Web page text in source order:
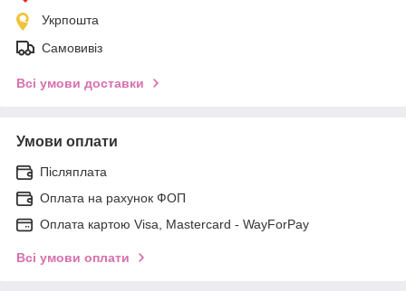
Укрпошта
Самовивіз
Всі умови доставки
Умови оплати
Післяплата
Оплата на рахунок ФОП
Оплата картою Visa, Mastercard - WayForPay
Всі умови оплати